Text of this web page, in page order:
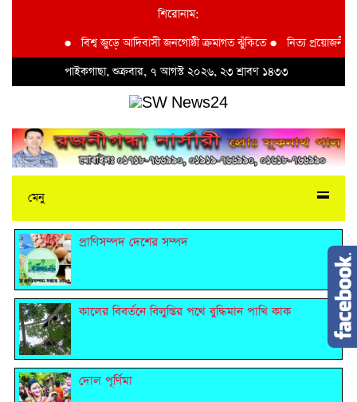
শিরোনাম:
বিশ্ব জুড়ে আদিবাসী জনগোষ্ঠী ক্রমাগত ঝুঁকিতে●নিত্য প্রয়োজনীয়
পাইকগাছা, শুক্রবার, ৭ আগস্ট ২০২৬, ২৩ শ্রাবণ ১৪৩৩
মেনু
প্রাণিসম্পদ দেশের সম্পদ
কালের বিবর্তনে বিলুপ্তির পথে বুদ্ধিমান পাখি কাক
দোল পূর্ণিমা